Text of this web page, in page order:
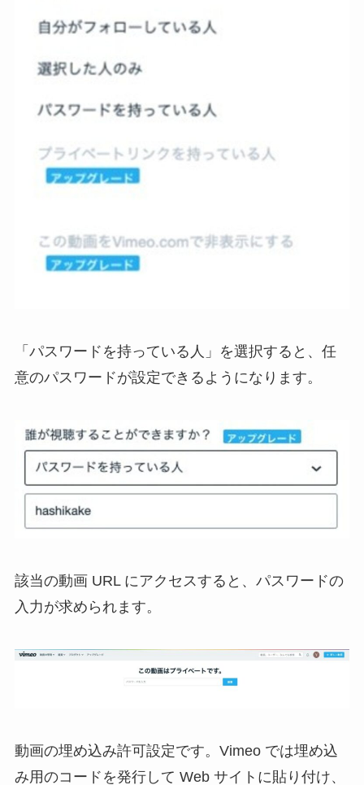
「パスワードを持っている人」を選択すると、任
意のパスワードが設定できるようになります。
該当の動画 URL にアクセスすると、パスワードの
入力が求められます。
動画の埋め込み許可設定です。Vimeo では埋め込
み用のコードを発行して Web サイトに貼り付け、